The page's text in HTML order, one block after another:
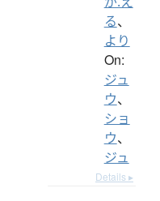
る、
より
On:
ジュ
ウ、
ショ
ウ、
ジュ
Details ▸